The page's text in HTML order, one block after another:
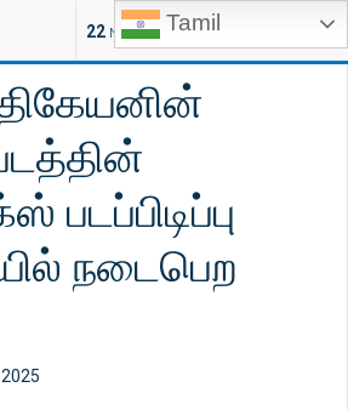
Tamil
22 NEW ARTICLES
திரைச்செய்திகள்
படத்தின்
நடைபெற